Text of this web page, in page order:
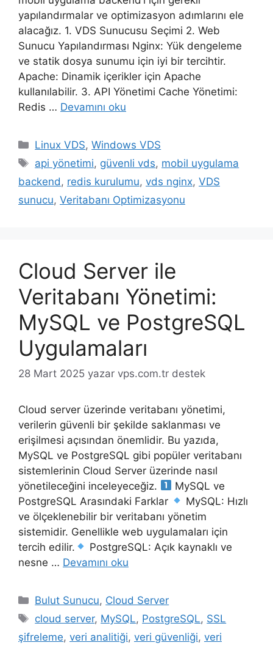
yapılandırmalar ve optimizasyon adımlarını ele
alacağız. 1. VDS Sunucusu Seçimi 2. Web
Sunucu Yapılandırması Nginx: Yük dengeleme
ve statik dosya sunumu için iyi bir tercihtir.
Apache: Dinamik içerikler için Apache
kullanılabilir. 3. API Yönetimi Cache Yönetimi:
Redis … Devamını oku
Kategoriler
Linux VDS,Windows VDS
Etiketler
api yönetimi, güvenli vds, mobil uygulama
backend, redis kurulumu, vds nginx, VDS
sunucu, Veritabanı Optimizasyonu
Cloud Server ile
Veritabanı Yönetimi:
MySQL ve PostgreSQL
Uygulamaları
28 Mart 2025 yazar vps.com.tr destek
Cloud server üzerinde veritabanı yönetimi,
verilerin güvenli bir şekilde saklanması ve
erişilmesi açısından önemlidir. Bu yazıda,
MySQL ve PostgreSQL gibi popüler veritabanı
sistemlerinin Cloud Server üzerinde nasıl
yönetileceğini inceleyeceğiz.
MySQL ve
PostgreSQL Arasındaki Farklar
MySQL: Hızlı
ve ölçeklenebilir bir veritabanı yönetim
sistemidir. Genellikle web uygulamaları için
tercih edilir.
PostgreSQL: Açık kaynaklı ve
nesne … Devamını oku
Kategoriler
Bulut Sunucu, Cloud Server
Etiketler
cloud server, MySQL, PostgreSQL, SSL
şifreleme, veri analitiği, veri güvenliği, veri